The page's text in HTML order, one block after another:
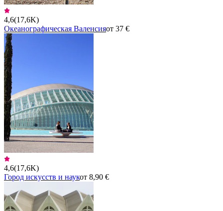
4,6(17,6K)
Океанографическая Валенсияот 37 €
4,6(17,6K)
Город искусств и наукот 8,90 €